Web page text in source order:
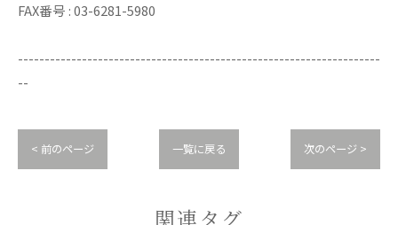
FAX番号 : 03-6281-5980
--------------------------------------------------------------------
--
< 前のページ 一覧に戻る 次のページ >
関連タグ